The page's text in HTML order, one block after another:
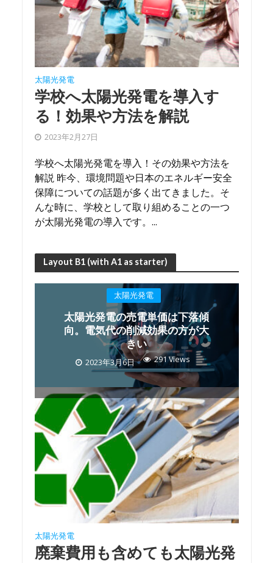
太陽光発電
学校へ太陽光発電を導入す
る！効果や方法を解説
2023年2月27日
学校へ太陽光発電を導入！その効果や方法を
解説 昨今、環境問題や日本のエネルギー安全
保障についての話題が多く出てきました。そ
んな時に、学校として取り組めることの一つ
が太陽光発電の導入です。...
Layout B1 (with A1 as starter)
太陽光発電
太陽光発電の売電単価は下落傾
向。電気代の削減効果の方が大
きい
2023年3月6日 291 Views
太陽光発電
廃棄費用も含めても太陽光発